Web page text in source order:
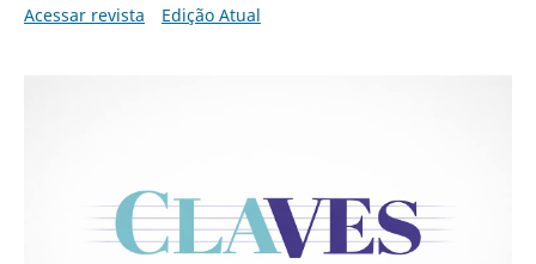
Acessar revista
Edição Atual